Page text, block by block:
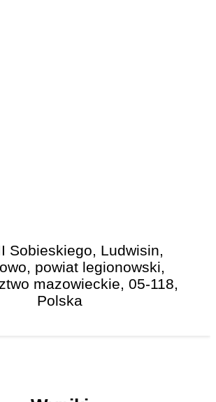
Sobieskiego, Ludwisin,
powiat legionowski,
mazowieckie, 05-118,
Polska